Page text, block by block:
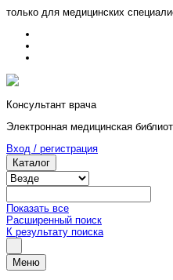
только для медицинских
Консультант врача
Электронная медицинская
Вход / регистрация
Каталог
Показать все
Расширенный поиск
К результату поиска
Меню